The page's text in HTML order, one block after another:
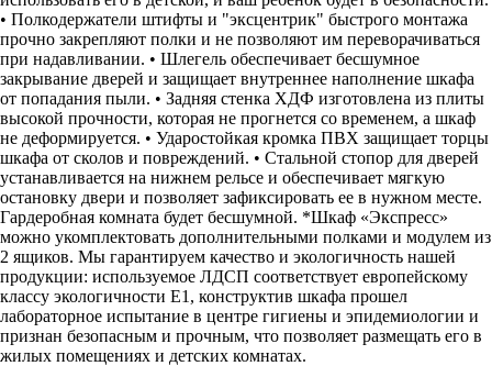
• Полкодержатели штифты и "эксцентрик" быстрого монтажа
прочно закрепляют полки и не позволяют им переворачиваться
при надавливании. • Шлегель обеспечивает бесшумное
закрывание дверей и защищает внутреннее наполнение шкафа
от попадания пыли. • Задняя стенка ХДФ изготовлена из плиты
высокой прочности, которая не прогнется со временем, а шкаф
не деформируется. • Ударостойкая кромка ПВХ защищает торцы
шкафа от сколов и повреждений. • Стальной стопор для дверей
устанавливается на нижнем рельсе и обеспечивает мягкую
остановку двери и позволяет зафиксировать ее в нужном месте.
Гардеробная комната будет бесшумной. *Шкаф «Экспресс»
можно укомплектовать дополнительными полками и модулем из
2 ящиков. Мы гарантируем качество и экологичность нашей
продукции: используемое ЛДСП соответствует европейскому
классу экологичности Е1, конструктив шкафа прошел
лабораторное испытание в центре гигиены и эпидемиологии и
признан безопасным и прочным, что позволяет размещать его в
жилых помещениях и детских комнатах.